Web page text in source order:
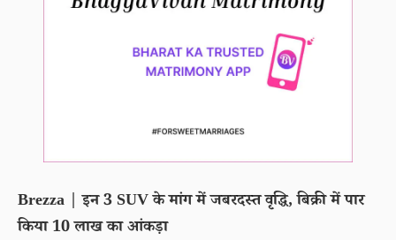
Brezza | इन 3 SUV के मांग में जबरदस्त वृद्धि, बिक्री में पार
किया 10 लाख का आंकड़ा